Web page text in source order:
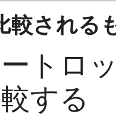
較される
トロ
較する